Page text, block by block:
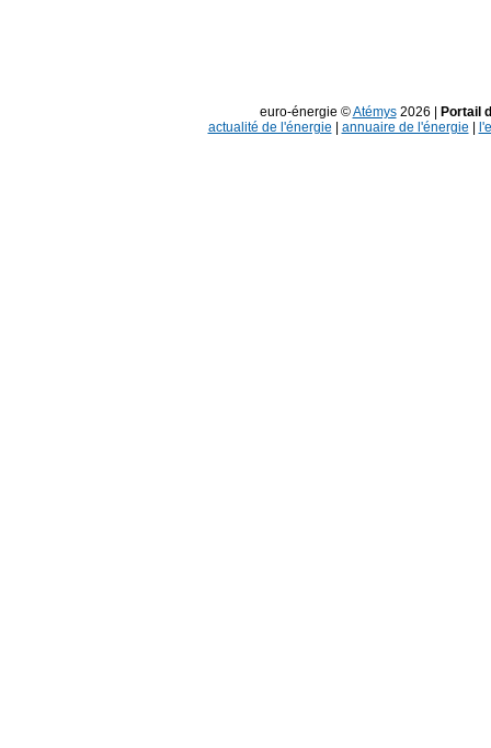
euro-énergie ©Atémys2026 |
Portail
actualité de l'énergie
annuaire de l'énergie